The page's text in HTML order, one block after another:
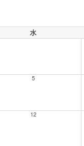
水
5
12